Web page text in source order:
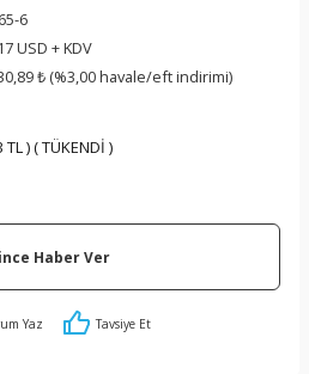
6
USD + KDV
₺ (%3,00 havale/eft indirimi)
) ( TÜKENDİ )
Haber Ver
Yaz Tavsiye Et